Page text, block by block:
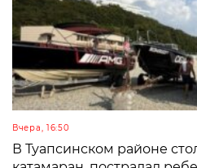
Вчера, 16:50
В Туапсинском районе